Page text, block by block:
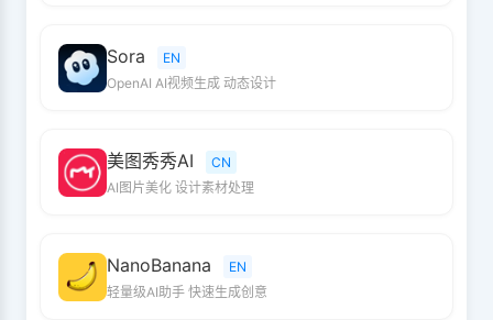
Sora
EN
OpenAI AI视频生成 动态设计
美图秀秀AI
CN
AI图片美化 设计素材处理
NanoBanana
EN
轻量级AI助手 快速生成创意